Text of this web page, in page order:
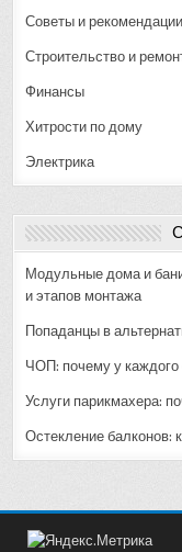
Советы и рекомендации
Строительство и
Финансы
Хитрости по дому
Электрика
Модульные дома и
и этапов монтажа
Попаданцы в
ЧОП: почему у каждого
Услуги парикмахера:
Остекление балконов: